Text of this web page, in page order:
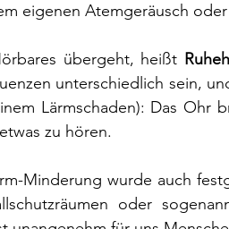
eigenen Atemgeräusch
übergeht, heißt
unterschiedlich sein,
Lärmschaden): Das Ohr
zu hören.
Minderung wurde auch
oder